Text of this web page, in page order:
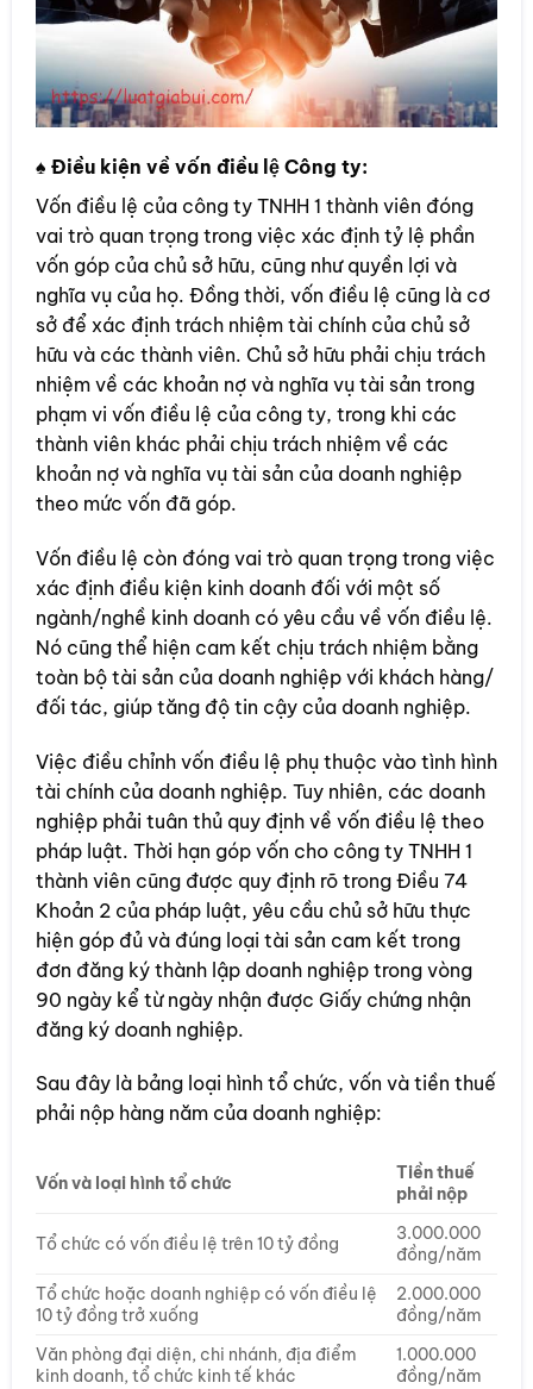
♠ Điều kiện về vốn điều lệ Công ty:
Vốn điều lệ của công ty TNHH 1 thành viên đóng
vai trò quan trọng trong việc xác định tỷ lệ phần
vốn góp của chủ sở hữu, cũng như quyền lợi và
nghĩa vụ của họ. Đồng thời, vốn điều lệ cũng là cơ
sở để xác định trách nhiệm tài chính của chủ sở
hữu và các thành viên. Chủ sở hữu phải chịu trách
nhiệm về các khoản nợ và nghĩa vụ tài sản trong
phạm vi vốn điều lệ của công ty, trong khi các
thành viên khác phải chịu trách nhiệm về các
khoản nợ và nghĩa vụ tài sản của doanh nghiệp
theo mức vốn đã góp.
Vốn điều lệ còn đóng vai trò quan trọng trong việc
xác định điều kiện kinh doanh đối với một số
ngành/nghề kinh doanh có yêu cầu về vốn điều lệ.
Nó cũng thể hiện cam kết chịu trách nhiệm bằng
toàn bộ tài sản của doanh nghiệp với khách hàng/
đối tác, giúp tăng độ tin cậy của doanh nghiệp.
Việc điều chỉnh vốn điều lệ phụ thuộc vào tình hình
tài chính của doanh nghiệp. Tuy nhiên, các doanh
nghiệp phải tuân thủ quy định về vốn điều lệ theo
pháp luật. Thời hạn góp vốn cho công ty TNHH 1
thành viên cũng được quy định rõ trong Điều 74
Khoản 2 của pháp luật, yêu cầu chủ sở hữu thực
hiện góp đủ và đúng loại tài sản cam kết trong
đơn đăng ký thành lập doanh nghiệp trong vòng
90 ngày kể từ ngày nhận được Giấy chứng nhận
đăng ký doanh nghiệp.
Sau đây là bảng loại hình tổ chức, vốn và tiền thuế
phải nộp hàng năm của doanh nghiệp:
Vốn và loại hình tổ chức
Tiền thuế
phải nộp
Tổ chức có vốn điều lệ trên 10 tỷ đồng
3.000.000
đồng/năm
Tổ chức hoặc doanh nghiệp có vốn điều lệ
10 tỷ đồng trở xuống
2.000.000
đồng/năm
Văn phòng đại diện, chi nhánh, địa điểm
kinh doanh, tổ chức kinh tế khác
1.000.000
đồng/năm